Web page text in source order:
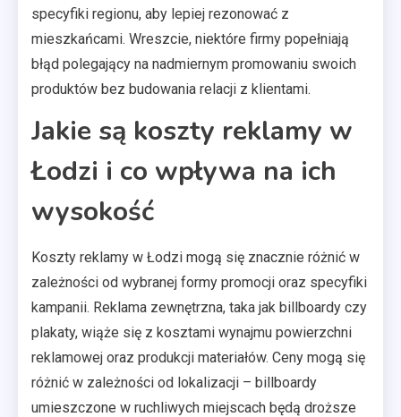
specyfiki regionu, aby lepiej rezonować z
mieszkańcami. Wreszcie, niektóre firmy popełniają
błąd polegający na nadmiernym promowaniu swoich
produktów bez budowania relacji z klientami.
Jakie są koszty reklamy w
Łodzi i co wpływa na ich
wysokość
Koszty reklamy w Łodzi mogą się znacznie różnić w
zależności od wybranej formy promocji oraz specyfiki
kampanii. Reklama zewnętrzna, taka jak billboardy czy
plakaty, wiąże się z kosztami wynajmu powierzchni
reklamowej oraz produkcji materiałów. Ceny mogą się
różnić w zależności od lokalizacji – billboardy
umieszczone w ruchliwych miejscach będą droższe